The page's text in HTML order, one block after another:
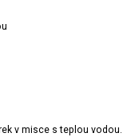
v misce s teplou vodou.